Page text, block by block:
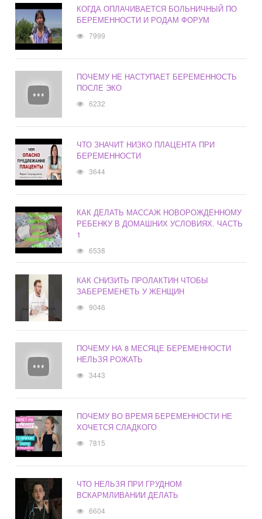
КОГДА ОПЛАЧИВАЕТСЯ БОЛЬНИЧНЫЙ ПО
БЕРЕМЕННОСТИ И РОДАМ ФОРУМ
7999
ПОЧЕМУ НЕ НАСТУПАЕТ БЕРЕМЕННОСТЬ
ПОСЛЕ ЭКО
6232
ЧТО ЗНАЧИТ НИЗКО ПЛАЦЕНТА ПРИ
БЕРЕМЕННОСТИ
3644
КАК ДЕЛАТЬ МАССАЖ НОВОРОЖДЕННОМУ
РЕБЕНКУ В ДОМАШНИХ УСЛОВИЯХ. ЧАСТЬ
1
6538
КАК СНИЗИТЬ ПРОЛАКТИН ЧТОБЫ
ЗАБЕРЕМЕНЕТЬ У ЖЕНЩИН
9046
ПОЧЕМУ НА 8 МЕСЯЦЕ БЕРЕМЕННОСТИ
НЕЛЬЗЯ РОЖАТЬ
3443
ПОЧЕМУ ВО ВРЕМЯ БЕРЕМЕННОСТИ НЕ
ХОЧЕТСЯ СЛАДКОГО
7815
ЧТО НЕЛЬЗЯ ПРИ ГРУДНОМ
ВСКАРМЛИВАНИИ ДЕЛАТЬ
6604